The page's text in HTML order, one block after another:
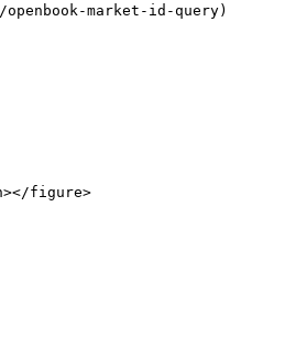
market-id-query)
figure>